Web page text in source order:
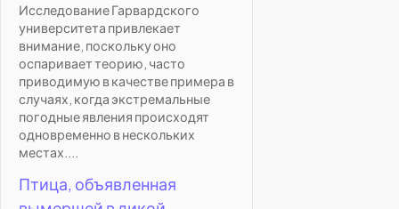
Исследование Гарвардского
университета привлекает
внимание, поскольку оно
оспаривает теорию, часто
приводимую в качестве примера в
случаях, когда экстремальные
погодные явления происходят
одновременно в нескольких
местах....
Птица, объявленная